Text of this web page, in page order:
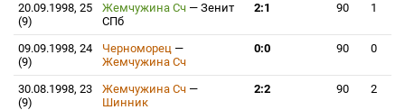
20.09.1998, 25
(9)
Жемчужина Сч — Зенит
СПб
2:1 90 1
09.09.1998, 24
(9)
Черноморец —
Жемчужина Сч
0:0 90 0
30.08.1998, 23
(9)
Жемчужина Сч —
Шинник
2:2 90 2